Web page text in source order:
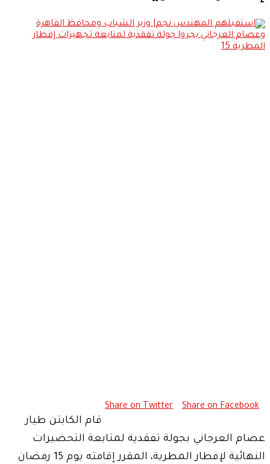
Share on Facebook
Share on Twitter
قام الكابتن طيار
عصام العرجاني بجولة تفقدية لمتابعة التحضيرات
النهائية لإفطار المطرية، المقرر إقامته يوم 15 رمضان